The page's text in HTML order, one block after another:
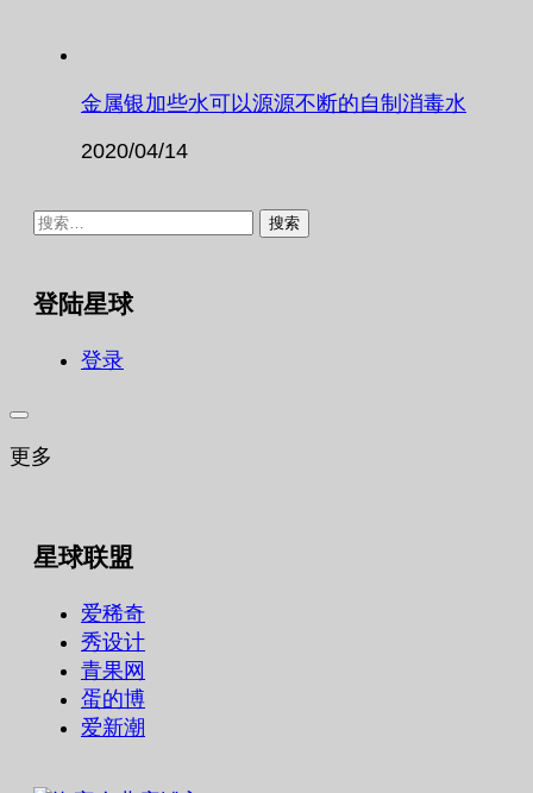
金属银加些水可以源源不断的自制消毒水
2020/04/14
搜
登陆星球
登录
更多
星球联盟
爱稀奇
秀设计
青果网
蛋的博
爱新潮